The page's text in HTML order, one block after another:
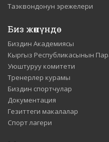
Таэквондонун эрежелери
Биз жөнүндө
Биздин Академиясы
Кыргыз Республикасынын
Уюштуруу комитети
Тренерлер курамы
Биздин спортчулар
Документация
Гезиттеги макалалар
Спорт лагери